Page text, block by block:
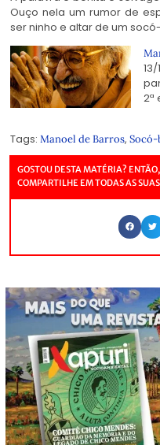
Ouço nela um rumor de
ser ninho e altar de um
2ª
Tags: Manoel de Barros, Socó-
GOSTOU DESTA MATÉRIA?
COMPARTILHE EM TODAS AS